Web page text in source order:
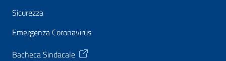
Sicurezza
Emergenza Coronavirus
Bacheca Sindacale